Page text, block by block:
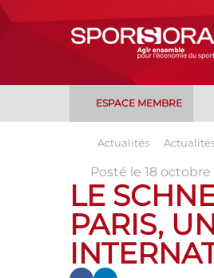
ESPACE MEMBRE
Actualités
Posté le 18 octobre
LE
PARIS,